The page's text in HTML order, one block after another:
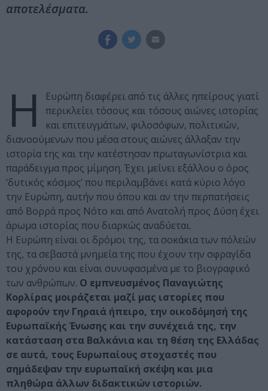
αποτελέσματα.
Η
Ευρώπη διαφέρει από τις άλλες ηπείρους γιατί
περικλείει τόσους και τόσους αιώνες ιστορίας
και επιτευγμάτων, φιλοσόφων, πολιτικών,
διανοούμενων που μέσα στους αιώνες άλλαξαν την
ιστορία της και την κατέστησαν πρωταγωνίστρια και
παράδειγμα προς μίμηση. Έχει μείνει εξάλλου ο όρος
‘δυτικός κόσμος’ που περιλαμβάνει κατά κύριο λόγο
την Ευρώπη, αυτήν που όπου και αν την περπατήσεις
από Βορρά προς Νότο και από Ανατολή προς Δύση έχει
άρωμα ιστορίας που διαρκώς αναδύεται.
Η Ευρώπη είναι οι δρόμοι της, τα σοκάκια των πόλεών
της, τα σεβαστά μνημεία της που έχουν την σφραγίδα
του χρόνου και είναι συνυφασμένα με το βιογραφικό
των ανθρώπων. Ο εμπνευσμένος Παναγιώτης
Κορλίρας μοιράζεται μαζί μας ιστορίες που
αφορούν την Γηραιά ήπειρο, την οικοδόμησή της
Ευρωπαϊκής Ένωσης και την συνέχειά της, την
κατάσταση στα Βαλκάνια και τη θέση της Ελλάδας
σε αυτά, τους Ευρωπαίους στοχαστές που
σημάδεψαν την ευρωπαϊκή σκέψη και μια
πληθώρα άλλων διδακτικών ιστοριών.